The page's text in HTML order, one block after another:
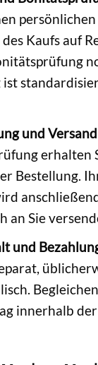
persönlichen
Kaufs auf
ist
und
erhalten
Bestellung.
an Sie
und
innerhalb